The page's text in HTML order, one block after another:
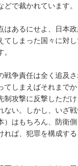
で裁かれています。
はあるにせよ、日本
てしまった国々に対
戦争責任は全く追及さ
てしまえばそれまで
制攻撃に反撃しただ
ない。しかし、いざ
）はもちろん、防衛
れば、犯罪を構成す